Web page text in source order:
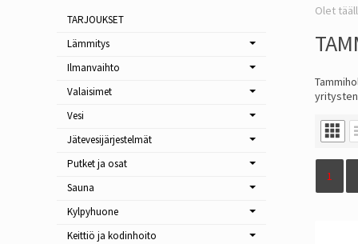
yritysten
1
TARJOUKSET
Lämmitys
Ilmanvaihto
Valaisimet
Vesi
Jätevesijärjestelmät
Putket ja osat
Sauna
Kylpyhuone
Keittiö ja kodinhoito